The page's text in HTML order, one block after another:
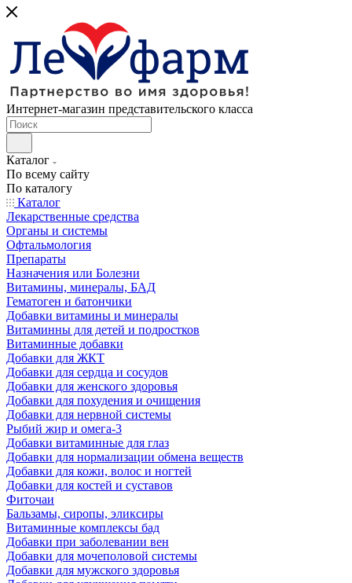
Интернет-магазин представительского класса
Каталог
По всему сайту
По каталогу
Каталог
Лекарственные средства
Органы и системы
Офтальмология
Препараты
Назначения или Болезни
Витамины, минералы, БАД
Гематоген и батончики
Добавки витамины и минералы
Витаминны для детей и подростков
Витаминные добавки
Добавки для ЖКТ
Добавки для сердца и сосудов
Добавки для женского здоровья
Добавки для похудения и очищения
Добавки для нервной системы
Рыбий жир и омега-3
Добавки витаминные для глаз
Добавки для нормализации обмена веществ
Добавки для кожи, волос и ногтей
Добавки для костей и суставов
Фиточаи
Бальзамы, сиропы, эликсиры
Витаминные комплексы бад
Добавки при заболевании вен
Добавки для мочеполовой системы
Добавки для мужского здоровья